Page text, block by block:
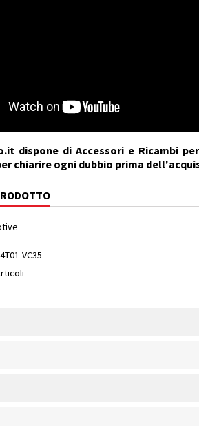
dispone di Accessori e Ricambi
chiarire ogni dubbio prima
VC35